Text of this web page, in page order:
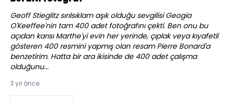
Geoff Stieglitz sırılsıklam aşık olduğu sevgilisi Geogia
O'Keeffee'nin tam 400 adet fotoğrafını çekti. Ben onu bu
açıdan karısı Marthe'yi evin her yerinde, çıplak veya kıyafetli
gösteren 400 resmini yapmış olan resam Pierre Bonard'a
benzetirim. Hatta bir ara ikisinde de 400 adet çalışma
olduğunu...
3 yıl önce